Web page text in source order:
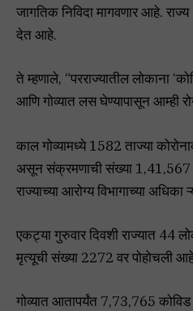
जागतिक निविदा मागवणार आहे.
देत आहे.
ते म्हणाले, “परराज्यातील लोकाना
आणि गोव्यात लस घेण्यापासून आम्ही
काल गोव्यामध्ये 1582 ताज्या
असून संक्रमणाची संख्या 1,41,567
राज्याच्या आरोग्य विभागाच्या अधिका
एकट्या गुरुवार दिवशी राज्यात 44
मृत्यूची संख्या 2272 वर पोहोचली
गोव्यात आतापर्यंत 7,73,765